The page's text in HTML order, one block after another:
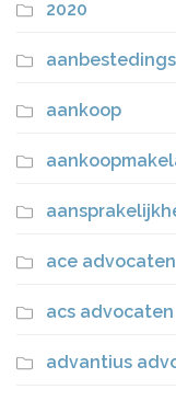
2020
aankoop
ace advocaten
acs advocaten
advantius